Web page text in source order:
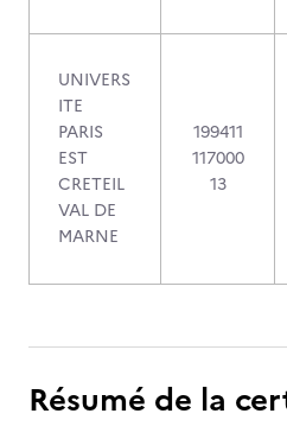
UNIVERS
ITE
PARIS
EST
CRETEIL
VAL DE
MARNE
199411
117000
13
Résumé de la